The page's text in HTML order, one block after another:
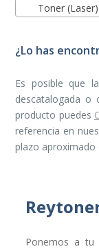
Toner
¿Lo has
Es posible que
descatalogada o
producto puedes
referencia en
plazo
Ponemos a tu